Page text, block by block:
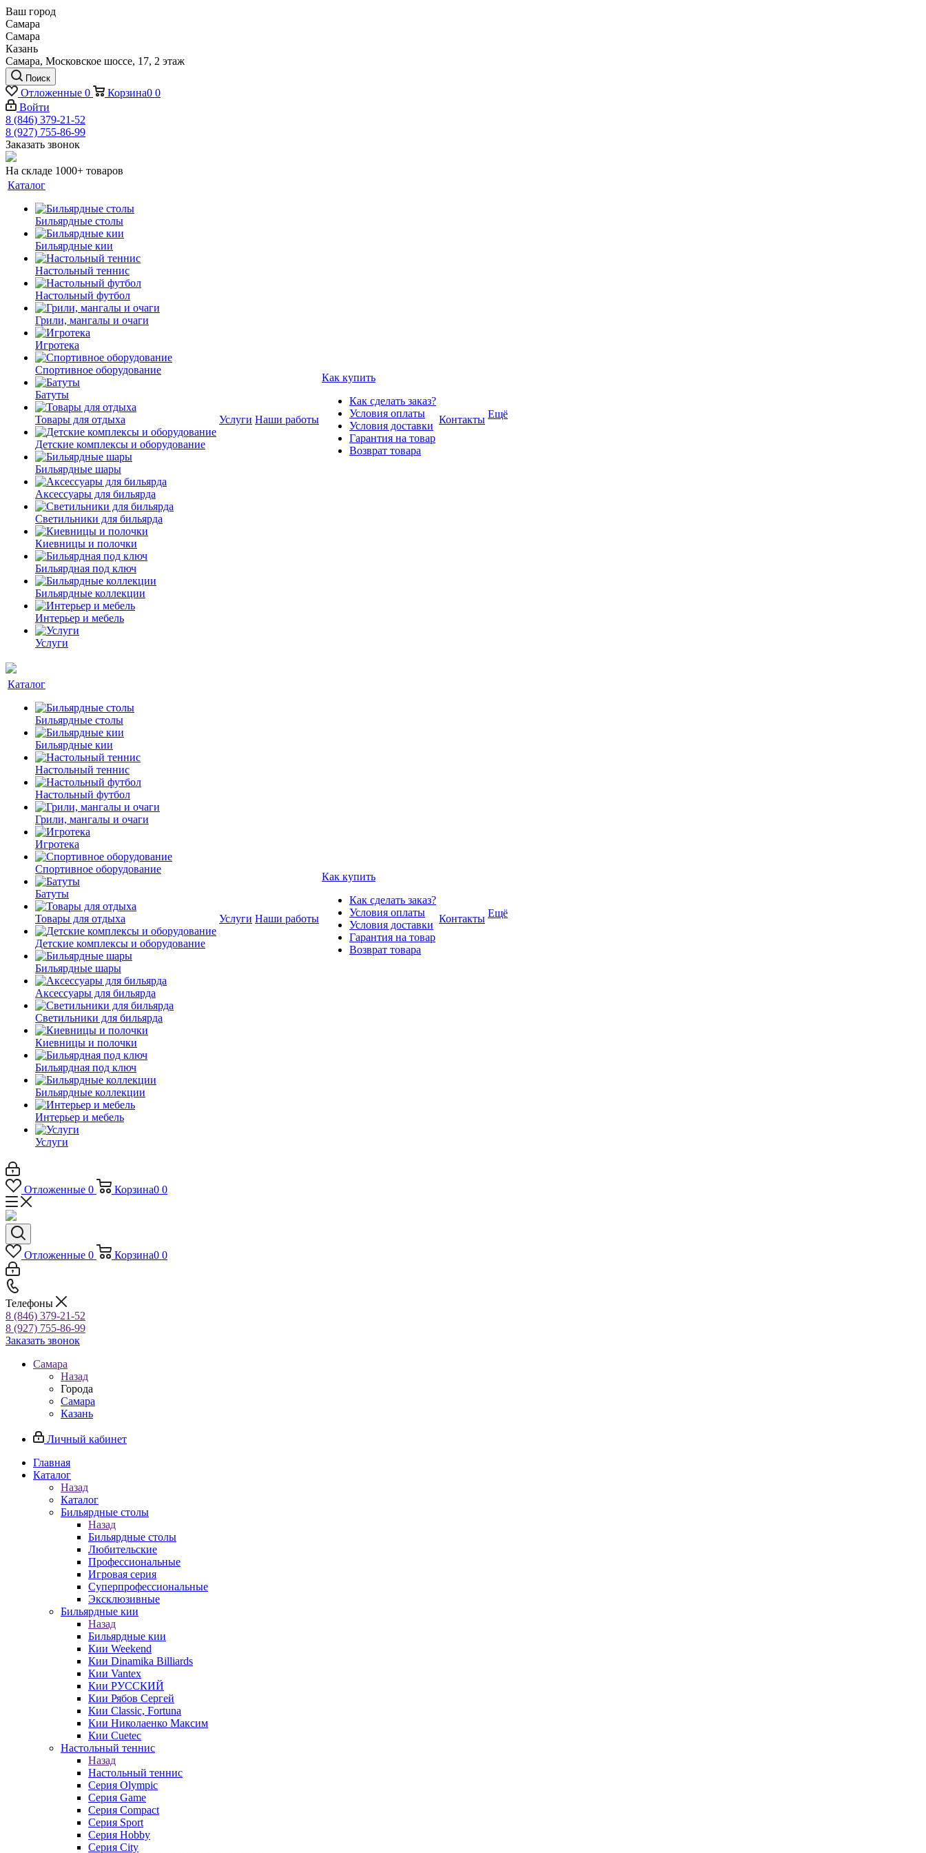
Ваш город
Самара
Самара
Казань
Самара, Московское шоссе, 17, 2 этаж
Поиск
Отложенные 0 Корзина0 0
Войти
8 (846) 379-21-52
8 (927) 755-86-99
Заказать звонок
На складе 1000+ товаров
Каталог
Бильярдные столы
Бильярдные кии
Настольный теннис
Настольный футбол
Грили, мангалы и очаги
Игротека
Спортивное оборудование
Батуты
Товары для отдыха
Детские комплексы и оборудование
Бильярдные шары
Аксессуары для бильярда
Светильники для бильярда
Киевницы и полочки
Бильярдная под ключ
Бильярдные коллекции
Интерьер и мебель
Услуги
Услуги Наши работы
Как купить
Как сделать заказ?
Условия оплаты
Условия доставки
Гарантия на товар
Возврат товара
Контакты Ещё
Каталог
Бильярдные столы
Бильярдные кии
Настольный теннис
Настольный футбол
Грили, мангалы и очаги
Игротека
Спортивное оборудование
Батуты
Товары для отдыха
Детские комплексы и оборудование
Бильярдные шары
Аксессуары для бильярда
Светильники для бильярда
Киевницы и полочки
Бильярдная под ключ
Бильярдные коллекции
Интерьер и мебель
Услуги
Услуги Наши работы
Как купить
Как сделать заказ?
Условия оплаты
Условия доставки
Гарантия на товар
Возврат товара
Контакты Ещё
Отложенные 0 Корзина0 0
Отложенные 0 Корзина0 0
Телефоны
8 (846) 379-21-52
8 (927) 755-86-99
Заказать звонок
Самара
Назад
Города
Самара
Казань
Личный кабинет
Главная
Каталог
Назад
Каталог
Бильярдные столы
Назад
Бильярдные столы
Любительские
Профессиональные
Игровая серия
Суперпрофессиональные
Эксклюзивные
Бильярдные кии
Назад
Бильярдные кии
Кии Weekend
Кии Dinamika Billiards
Кии Vantex
Кии РУССКИЙ
Кии Рябов Сергей
Кии Classic, Fortuna
Кии Николаенко Максим
Кии Cuetec
Настольный теннис
Назад
Настольный теннис
Серия Olympic
Серия Game
Серия Compact
Серия Sport
Серия Hobby
Серия City